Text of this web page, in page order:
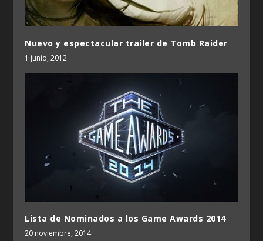
Nuevo y espectacular trailer de Tomb Raider
1 junio, 2012
Lista de Nominados a los Game Awards 2014
20 noviembre, 2014